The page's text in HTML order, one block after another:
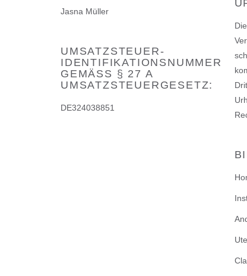
Jasna Müller
UMSATZSTEUER-
IDENTIFIKATIONSNUMMER
GEMÄSS § 27 A U
MSATZSTEUERGESETZ:
DE324038851